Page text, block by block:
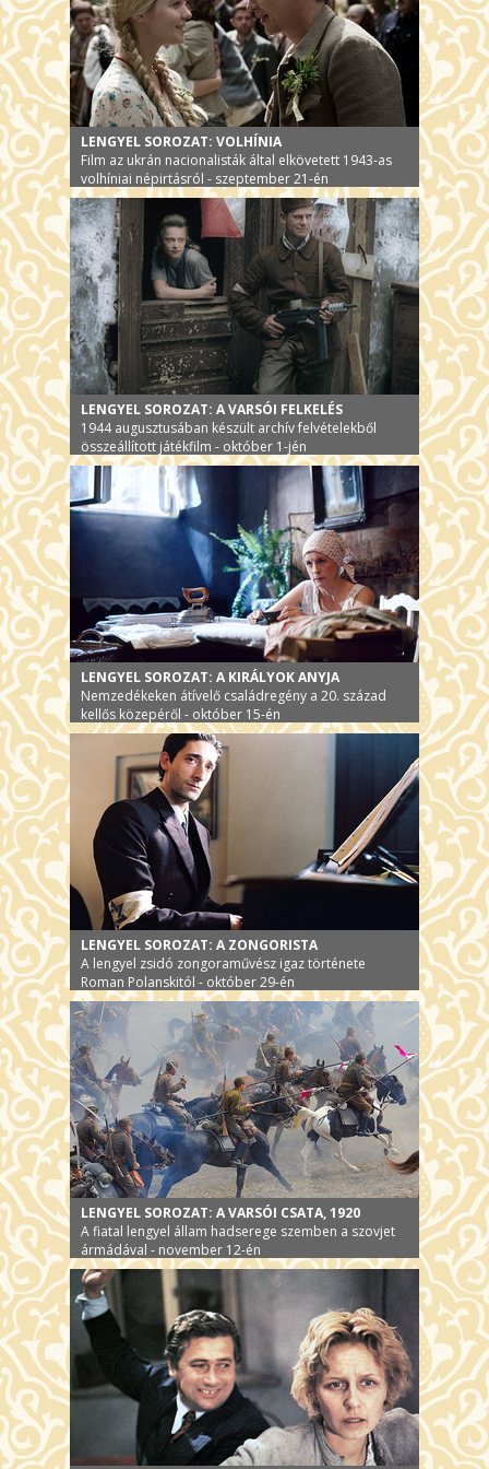
LENGYEL SOROZAT: VOLHÍNIA
Film az ukrán nacionalisták által elkövetett 1943-as
volhíniai népirtásról - szeptember 21-én
LENGYEL SOROZAT: A VARSÓI FELKELÉS
1944 augusztusában készült archív felvételekből
összeállított játékfilm - október 1-jén
LENGYEL SOROZAT: A KIRÁLYOK ANYJA
Nemzedékeken átívelő családregény a 20. század
kellős közepéről - október 15-én
LENGYEL SOROZAT: A ZONGORISTA
A lengyel zsidó zongoraművész igaz története
Roman Polanskitól - október 29-én
LENGYEL SOROZAT: A VARSÓI CSATA, 1920
A fiatal lengyel állam hadserege szemben a szovjet
ármádával - november 12-én